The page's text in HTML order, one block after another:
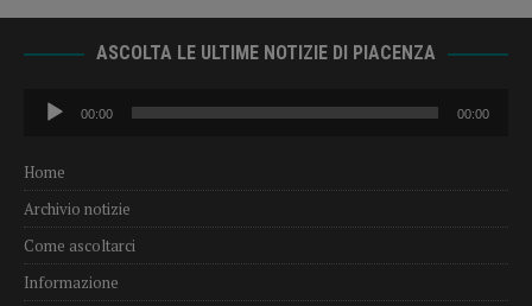
ASCOLTA LE ULTIME NOTIZIE DI PIACENZA
Audio
Player
00:00 00:00
Home
Archivio notizie
Come ascoltarci
Informazione